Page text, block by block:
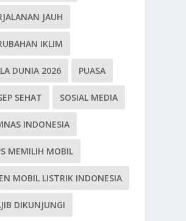
JAUH
IKLIM
DUNIA 2026 PUASA
SEHAT SOSIAL MEDIA
INDONESIA
MEMILIH MOBIL
MOBIL LISTRIK INDONESIA
DIKUNJUNGI